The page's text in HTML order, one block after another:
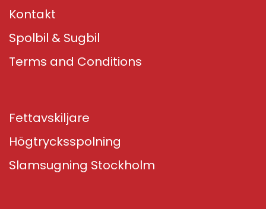
Kontakt
Spolbil & Sugbil
Terms and Conditions
Fettavskiljare
Högtrycksspolning
Slamsugning Stockholm